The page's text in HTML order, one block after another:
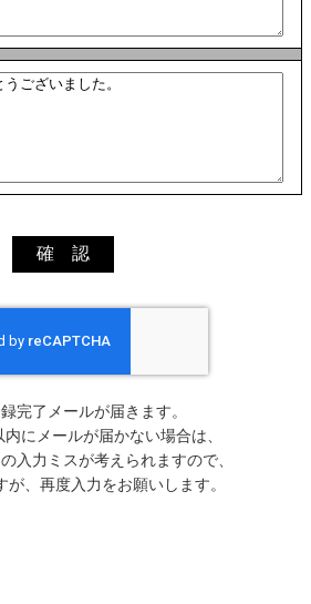
完了メールが届きます。
にメールが届かない場合は、
入力ミスが考えられますので、
が、再度入力をお願いします。